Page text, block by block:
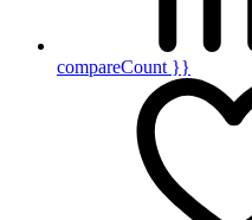
compareCount }}